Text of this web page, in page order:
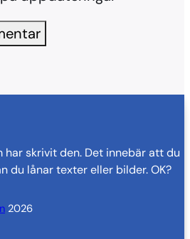
har skrivit den. Det innebär att du
du lånar texter eller bilder. OK?
2026